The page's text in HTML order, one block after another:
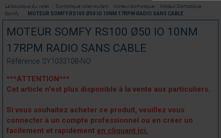
MOTEUR SOMFY RS100 Ø50 IO 10NM
17RPM RADIO SANS CABLE
Référence SY1033108-NO
***ATTENTION***
Cet article n'est plus disponible à la vente aux particuliers.
Si vous souhaitez acheter ce produit, veuillez vous
connecter à un compte professionnel ou en créer un
facilement et rapidement en cliquant ici.
La boutique du volet Domotique volet roulant Moteur domotique
Moteur Domotique
Somfy
MOTEUR SOMFY RS100 Ø50 IO 10NM 17RPM RADIO SANS CABLE